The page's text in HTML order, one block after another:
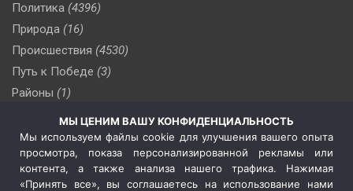
Политика (4396)
Природа (16)
Происшествия (4530)
Путь к Победе (3)
Районы (1)
(509)
Сельское хозяйство (3)
Социальная политика
(3)
Спецоперация в Украине
МЫ ЦЕНИМ ВАШУ КОНФИДЕНЦИАЛЬНОСТЬ
Мы используем файлы cookie для улучшения вашего опыта
просмотра, показа персонализированной рекламы или
контента, а также анализа нашего трафика. Нажимая
«Принять все», вы соглашаетесь на использование нами